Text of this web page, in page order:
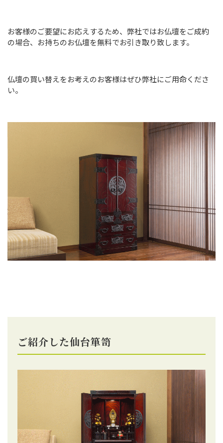
お客様のご要望にお応えするため、弊社ではお仏壇をご成約
の場合、お持ちのお仏壇を無料でお引き取り致します。
仏壇の買い替えをお考えのお客様はぜひ弊社にご用命くださ
い。
ご紹介した仙台箪笥